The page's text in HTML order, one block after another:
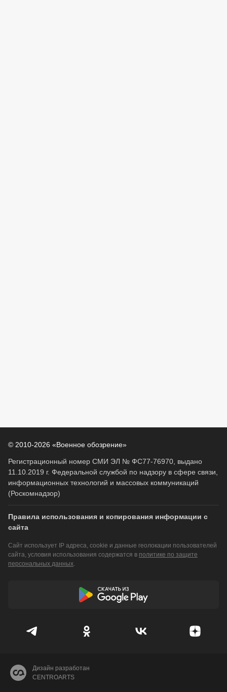
© 2010-2026 «Военное обозрение»
Регистрационный номер СМИ ЭЛ № ФС77-76970, выдано
11.10.2019 г. Федеральной службой по надзору в сфере связи,
информационных технологий и массовых коммуникаций
(Роскомнадзор)
Правила использования и копирования информации с
сайта
Сайт использует IP адреса, cookie и данные геолокации пользователей
сайта, условия использования содержатся в политике по защите
персональных данных.
Дизайн разработан
CENTROARTS